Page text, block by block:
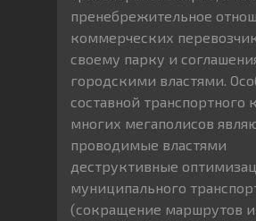
пренебрежительное
коммерческих
своему парку и
городскими властями.
составной транспортного
многих мегаполисов
проводимые властями
деструктивные
муниципального
(сокращение маршрутов и